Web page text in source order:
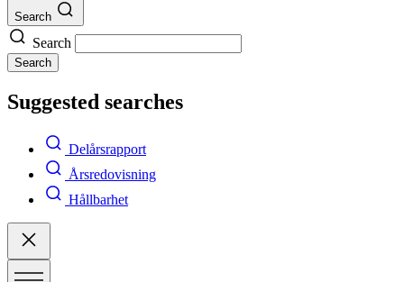
Search
Search
Search
Suggested searches
Delårsrapport
Årsredovisning
Hållbarhet